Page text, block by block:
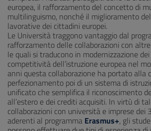
europea, il rafforzamento del concetto di
multilinguismo, nonché il miglioramento
lavorative dei cittadini europei.
Le Università traggono vantaggio dal
rafforzamento delle collaborazioni con
le quali si traducono in modernizzazione
competitività dell’istruzione europea nel
anni questa collaborazione ha portato alla
perfezionamento poi di un sistema di
unificato che semplifica il riconoscimento
all’estero e dei crediti acquisiti. In virtù di
collaborazioni con università e imprese dei
aderenti al programma Erasmus+, gli